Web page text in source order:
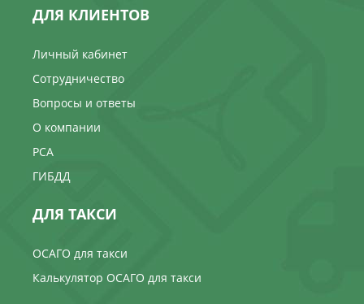
ДЛЯ КЛИЕНТОВ
Личный кабинет
Сотрудничество
Вопросы и ответы
О компании
РСА
ГИБДД
ДЛЯ ТАКСИ
ОСАГО для такси
Калькулятор ОСАГО для такси